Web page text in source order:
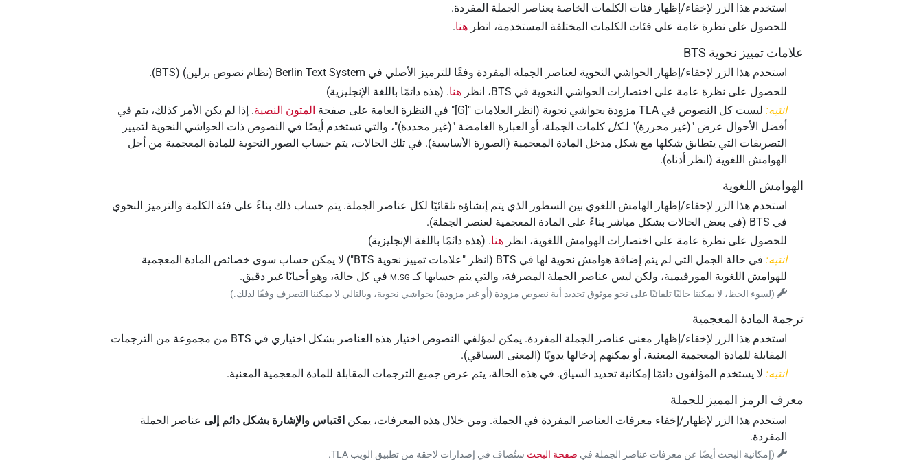
استخدم هذا الزر لإخفاء/إظهار فئات الكلمات الخاصة بعناصر الجملة المفردة.
للحصول على نظرة عامة على فئات الكلمات المختلفة المستخدمة، انظرهنا.
علامات تمييز نحوية ‏BTS
استخدم هذا الزر لإخفاء/إظهار الحواشي النحوية لعناصر الجملة المفردة وفقًا للترميز الأصلي في Berlin Text System (نظام نصوص برلين) (BTS).
للحصول على نظرة عامة على اختصارات الحواشي النحوية في BTS، انظر
هنا. (هذه دائمًا باللغة الإنجليزية)
انتبه: ليست كل النصوص في TLA مزودة بحواشي نحوية (انظر العلامات "[G]" في النظرة العامة على صفحة المتون النصية. إذا لم يكن الأمر كذلك، يتم في
أفضل الأحوال عرض "(غير محررة)" لـكل كلمات الجملة، أو العبارة الغامضة "(غير محددة)"، والتي تستخدم أيضًا في النصوص ذات الحواشي النحوية لتمييز
التصريفات التي يتطابق شكلها مع شكل مدخل المادة المعجمية (الصورة الأساسية). في تلك الحالات، يتم حساب الصور النحوية للمادة المعجمية من أجل
الهوامش اللغوية (انظر أدناه).
الهوامش اللغوية
استخدم هذا الزر لإخفاء/إظهار الهامش اللغوي بين السطور الذي يتم إنشاؤه تلقائيًا لكل عناصر الجملة. يتم حساب ذلك بناءً على فئة الكلمة والترميز النحوي
في BTS (في بعض الحالات بشكل مباشر بناءً على المادة المعجمية لعنصر الجملة).
للحصول على نظرة عامة على اختصارات الهوامش اللغوية، انظرهنا. (هذه دائمًا باللغة الإنجليزية)
انتبه: في حالة الجمل التي لم يتم إضافة هوامش نحوية لها في BTS (انظر " علامات تمييز نحوية ‏BTS
") لا يمكن حساب سوى خصائص المادة المعجمية
للهوامش اللغوية المورفيمية، ولكن ليس عناصر الجملة المصرفة، والتي يتم حسابها كـ m.sg في كل حالة، وهو أحيانًا غير دقيق.
(لسوء الحظ، لا يمكننا حاليًا تلقائيًا على نحو موثوق تحديد أية نصوص مزودة (أو غير مزودة) بحواشي نحوية، وبالتالي لا يمكننا التصرف وفقًا لذلك.)
ترجمة المادة المعجمية
استخدم هذا الزر لإخفاء/إظهار معنى عناصر الجملة المفردة. يمكن لمؤلفي النصوص اختيار هذه العناصر بشكل اختياري في BTS من مجموعة من الترجمات
المقابلة للمادة المعجمية المعنية، أو يمكنهم إدخالها يدويًا (المعنى السياقي).
انتبه: لا يستخدم المؤلفون دائمًا إمكانية تحديد السياق. في هذه الحالة، يتم عرضجميع الترجمات المقابلة للمادة المعجمية المعنية.
معرف الرمز المميز للجملة
استخدم هذا الزر لإظهار/إخفاء معرفات العناصر المفردة في الجملة. ومن خلال هذه المعرفات، يمكناقتباس والإشارة بشكل دائم إلى عناصر الجملة
المفردة.
(إمكانية البحث أيضًا عن معرفات عناصر الجملة في صفحة البحث ستُضاف في إصدارات لاحقة من تطبيق الويب TLA.